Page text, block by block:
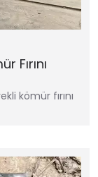
Fırını
kömür fırını